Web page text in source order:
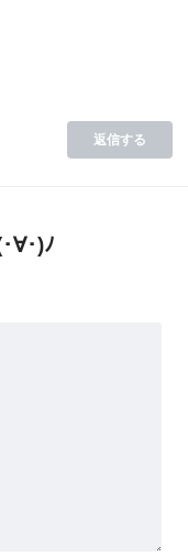
返信する
∀･)ﾉ